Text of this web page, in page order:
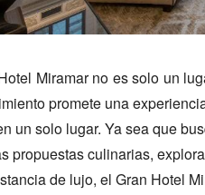
Miramar no es solo un
promete una
un solo lugar. Ya sea que
propuestas culinarias,
de lujo, el Gran Hotel